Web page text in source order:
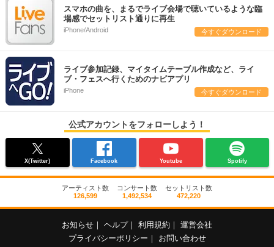
スマホの曲を、まるでライブ会場で聴いているような臨
場感でセットリスト通りに再生
iPhone/Android 今すぐダウンロード
ライブ参加記録、マイタイムテーブル作成など、ライ
ブ・フェスへ行くためのナビアプリ
iPhone 今すぐダウンロード
公式アカウントをフォローしよう！
X(Twitter) Facebook Youtube Spotify
アーティスト数
126,599
コンサート数
1,492,534
セットリスト数
472,220
お知らせ ヘルプ 利用規約
運営会社
プライバシーポリシー
お問い合わせ